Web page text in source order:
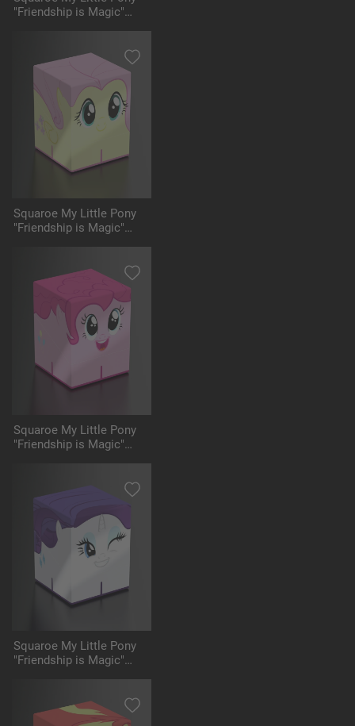
"Friendship is Magic"
Squaroe My Little Pony
"Friendship is Magic"
Squaroe My Little Pony
"Friendship is Magic"
Squaroe My Little Pony
"Friendship is Magic"